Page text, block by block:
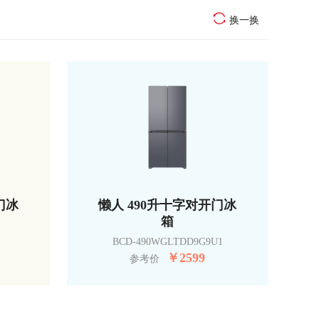
换一换
冰
懒人 490升十字对开门冰
箱
BCD-490WGLTDD9G9U1
参考价
￥2599